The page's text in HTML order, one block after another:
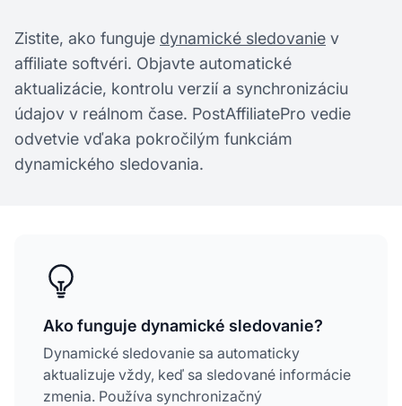
Zistite, ako funguje dynamické sledovanie v
affiliate softvéri. Objavte automatické
aktualizácie, kontrolu verzií a synchronizáciu
údajov v reálnom čase. PostAffiliatePro vedie
odvetvie vďaka pokročilým funkciám
dynamického sledovania.
Ako funguje dynamické sledovanie?
Dynamické sledovanie sa automaticky
aktualizuje vždy, keď sa sledované informácie
zmenia. Používa synchronizačný